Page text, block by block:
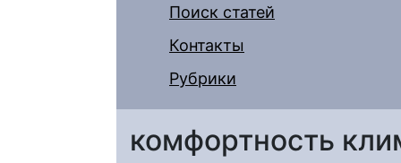
Поиск статей
Контакты
Рубрики
комфортность